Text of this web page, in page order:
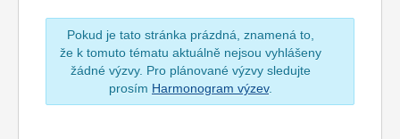
Pokud je tato stránka prázdná, znamená to,
že k tomuto tématu aktuálně nejsou vyhlášeny
žádné výzvy. Pro plánované výzvy sledujte
prosím Harmonogram výzev.